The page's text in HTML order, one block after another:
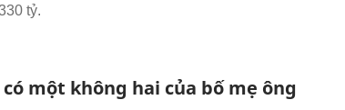
tỷ.
một không hai của bố mẹ ông